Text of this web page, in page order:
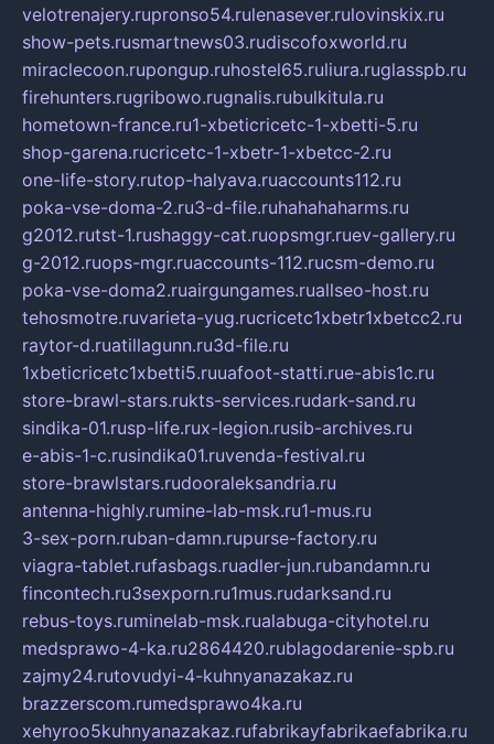
velotrenajery.rupronso54.rulenasever.rulovinskix.ru
show-pets.rusmartnews03.rudiscofoxworld.ru
miraclecoon.rupongup.ruhostel65.ruliura.ruglasspb.ru
firehunters.rugribowo.rugnalis.rubulkitula.ru
hometown-france.ru1-xbeticricetc-1-xbetti-5.ru
shop-garena.rucricetc-1-xbetr-1-xbetcc-2.ru
one-life-story.rutop-halyava.ruaccounts112.ru
poka-vse-doma-2.ru3-d-file.ruhahahaharms.ru
g2012.rutst-1.rushaggy-cat.ruopsmgr.ruev-gallery.ru
g-2012.ruops-mgr.ruaccounts-112.rucsm-demo.ru
poka-vse-doma2.ruairgungames.ruallseo-host.ru
tehosmotre.ruvarieta-yug.rucricetc1xbetr1xbetcc2.ru
raytor-d.ruatillagunn.ru3d-file.ru
1xbeticricetc1xbetti5.ruuafoot-statti.rue-abis1c.ru
store-brawl-stars.rukts-services.rudark-sand.ru
sindika-01.rusp-life.rux-legion.rusib-archives.ru
e-abis-1-c.rusindika01.ruvenda-festival.ru
store-brawlstars.rudooraleksandria.ru
antenna-highly.rumine-lab-msk.ru1-mus.ru
3-sex-porn.ruban-damn.rupurse-factory.ru
viagra-tablet.rufasbags.ruadler-jun.rubandamn.ru
fincontech.ru3sexporn.ru1mus.rudarksand.ru
rebus-toys.ruminelab-msk.rualabuga-cityhotel.ru
medsprawo-4-ka.ru2864420.rublagodarenie-spb.ru
zajmy24.rutovudyi-4-kuhnyanazakaz.ru
brazzerscom.rumedsprawo4ka.ru
xehyroo5kuhnyanazakaz.rufabrikayfabrikaefabrika.ru